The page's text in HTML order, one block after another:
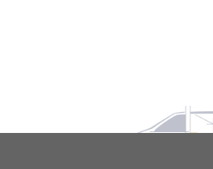
Kanaleinfach und